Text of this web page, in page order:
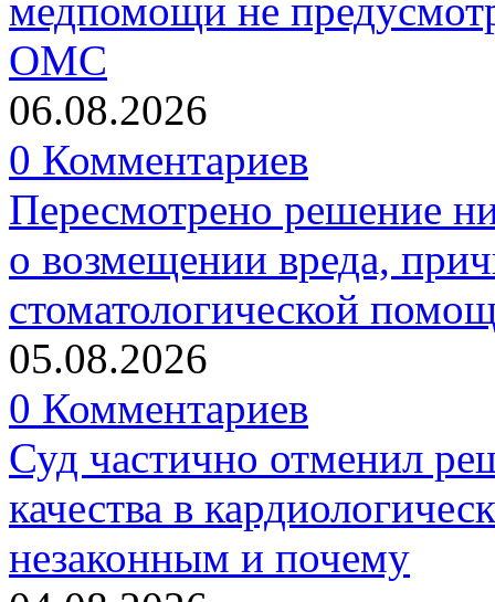
медпомощи не
ОМС
06.08.2026
0 Комментариев
Пересмотрено решение
о возмещении вреда,
стоматологической
05.08.2026
0 Комментариев
Суд частично отменил
качества в
незаконным и почему